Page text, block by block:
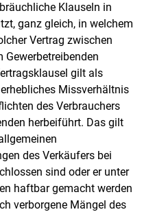
Klauseln in
ganz gleich, in welchem
Vertrag zwischen
Gewerbetreibenden
gilt als
Missverhältnis
des Verbrauchers
herbeiführt. Das gilt
des Verkäufers bei
sind oder er unter
haftbar gemacht werden
verborgene Mängel des